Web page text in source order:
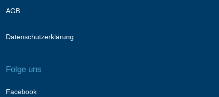
AGB
Datenschutzerklärung
Folge uns
Facebook